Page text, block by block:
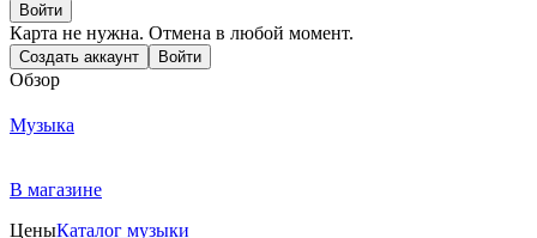
Войти
Карта не нужна. Отмена в любой момент.
Создать аккаунт Войти
Обзор
Музыка
В магазине
ЦеныКаталог музыки